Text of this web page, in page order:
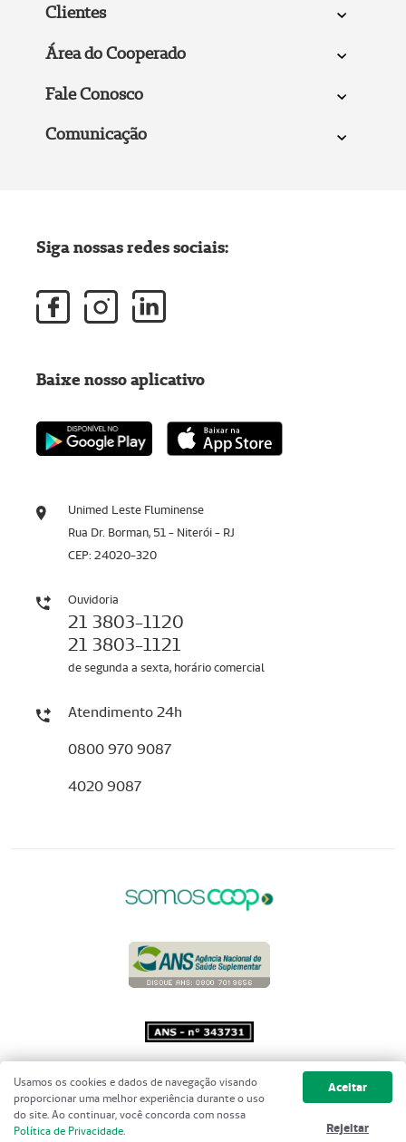
Clientes
Área do Cooperado
Fale Conosco
Comunicação
Unimed Leste Fluminense
Rua Dr. Borman, 51 - Niterói - RJ
CEP: 24020-320
Ouvidoria
21 3803-1120
21 3803-1121
de segunda a sexta, horário comercial
Atendimento 24h
0800 970 9087
4020 9087
Siga nossas redes sociais:
Baixe nosso aplicativo
Copyright 2001 - 2026 Unimed do
Brasil - Todos os direitos reservados
Usamos os cookies e dados de navegação visando
proporcionar uma melhor experiência durante o uso
do site. Ao continuar, você concorda com nossa
Política de Privacidade.
Aceitar
Rejeitar